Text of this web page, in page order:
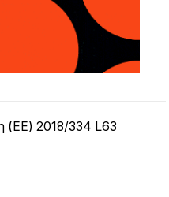
2018/334 L63